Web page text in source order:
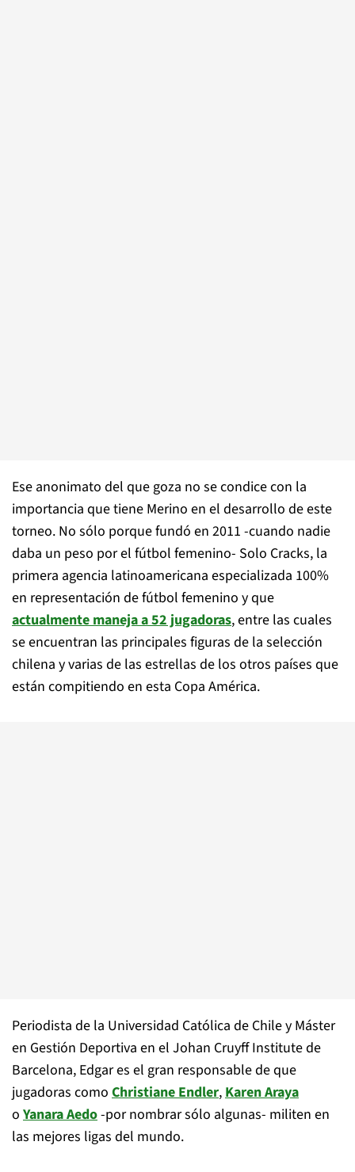
Ese anonimato del que goza no se condice con la
importancia que tiene Merino en el desarrollo de este
torneo. No sólo porque fundó en 2011 -cuando nadie
daba un peso por el fútbol femenino- Solo Cracks, la
primera agencia latinoamericana especializada 100%
en representación de fútbol femenino y que
actualmente maneja a 52 jugadoras, entre las cuales
se encuentran las principales figuras de la selección
chilena y varias de las estrellas de los otros países que
están compitiendo en esta Copa América.
Periodista de la Universidad Católica de Chile y Máster
en Gestión Deportiva en el Johan Cruyff Institute de
Barcelona, Edgar es el gran responsable de que
jugadoras como Christiane Endler,Karen Araya
o Yanara Aedo-por nombrar sólo algunas- militen en
las mejores ligas del mundo.